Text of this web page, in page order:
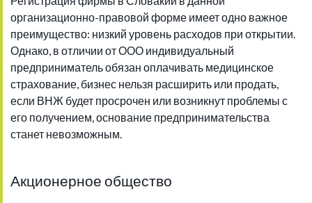
организационно-правовой форме имеет одно важное
преимущество: низкий уровень расходов при открытии.
Однако, в отличии от ООО индивидуальный
предприниматель обязан оплачивать медицинское
страхование, бизнес нельзя расширить или продать,
если ВНЖ будет просрочен или возникнут проблемы с
его получением, основание предпринимательства
станет невозможным.
Акционерное общество